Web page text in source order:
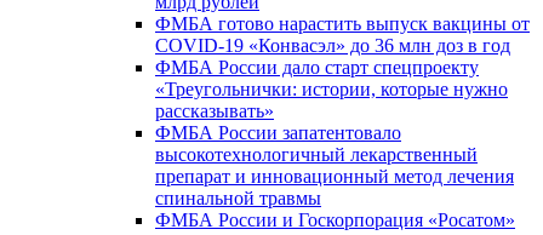
ФМБА готово нарастить выпуск вакцины от
COVID-19 «Конвасэл» до 36 млн доз в год
ФМБА России дало старт спецпроекту
«Треугольнички: истории, которые нужно
рассказывать»
ФМБА России запатентовало
высокотехнологичный лекарственный
препарат и инновационный метод лечения
спинальной травмы
ФМБА России и Госкорпорация «Росатом»